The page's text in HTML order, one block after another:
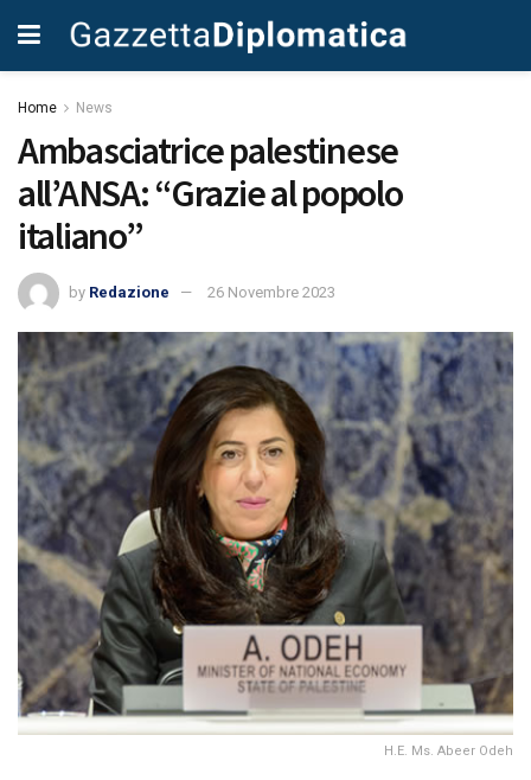
Home News
Ambasciatrice palestinese
all’ANSA: “Grazie al popolo
italiano”
by Redazione 26 Novembre 2023
H.E. Ms. Abeer Odeh